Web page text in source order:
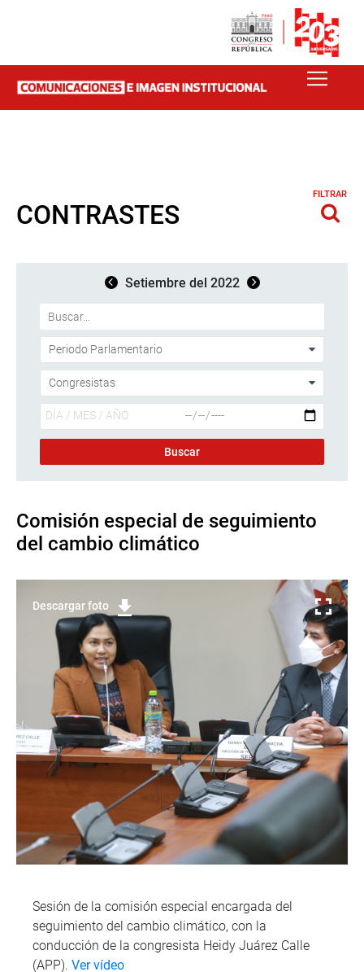
CONTRASTES
FILTRAR
Setiembre del 2022
Comisión especial de seguimiento
del cambio climático
Descargar foto
Sesión de la comisión especial encargada del
seguimiento del cambio climático, con la
conducción de la congresista Heidy Juárez Calle
(APP). Ver vídeo